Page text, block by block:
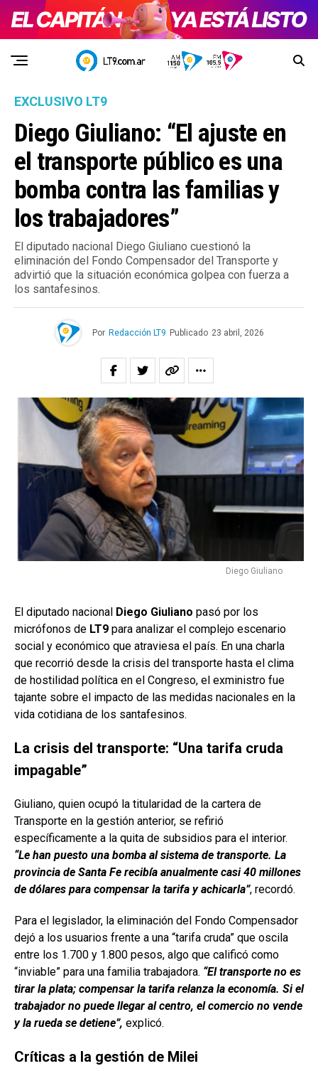
EXCLUSIVO LT9
Diego Giuliano: “El ajuste en
el transporte público es una
bomba contra las familias y
los trabajadores”
El diputado nacional Diego Giuliano cuestionó la
eliminación del Fondo Compensador del Transporte y
advirtió que la situación económica golpea con fuerza a
los santafesinos.
Por Redacción LT9 Publicado 23 abril, 2026
Diego Giuliano
El diputado nacional Diego Giuliano pasó por los
micrófonos de LT9 para analizar el complejo escenario
social y económico que atraviesa el país. En una charla
que recorrió desde la crisis del transporte hasta el clima
de hostilidad política en el Congreso, el exministro fue
tajante sobre el impacto de las medidas nacionales en la
vida cotidiana de los santafesinos.
La crisis del transporte: “Una tarifa cruda
impagable”
Giuliano, quien ocupó la titularidad de la cartera de
Transporte en la gestión anterior, se refirió
específicamente a la quita de subsidios para el interior.
“Le han puesto una bomba al sistema de transporte. La
provincia de Santa Fe recibía anualmente casi 40 millones
de dólares para compensar la tarifa y achicarla”, recordó.
Para el legislador, la eliminación del Fondo Compensador
dejó a los usuarios frente a una “tarifa cruda” que oscila
entre los 1.700 y 1.800 pesos, algo que calificó como
“inviable” para una familia trabajadora. “El transporte no es
tirar la plata; compensar la tarifa relanza la economía. Si el
trabajador no puede llegar al centro, el comercio no vende
y la rueda se detiene”, explicó.
Críticas a la gestión de Milei